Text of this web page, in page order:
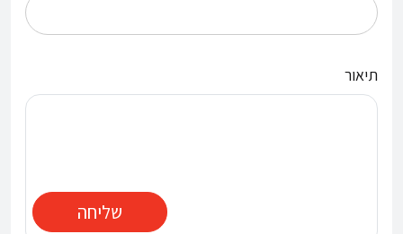
תיאור
שליחה